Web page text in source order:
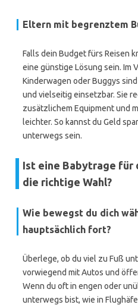
Eltern mit begrenztem
Falls dein Budget fürs Reisen
eine günstige Lösung sein. Im
Kinderwagen oder Buggys
und vielseitig einsetzbar. Sie
zusätzlichem Equipment und
leichter. So kannst du Geld
unterwegs sein.
Ist eine Babytrage für
die richtige Wahl?
Wie bewegst du dich
hauptsächlich fort?
Überlege, ob du viel zu Fuß
vorwiegend mit Autos und
Wenn du oft in engen oder
unterwegs bist, wie in